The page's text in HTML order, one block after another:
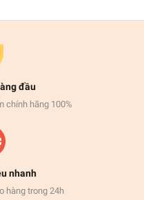
đầu
chính hãng 100%
nhanh
hàng trong 24h